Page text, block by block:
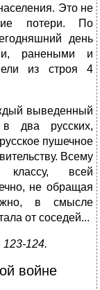
Это не
потери. По
день
ранеными и
из строя 4
выведенный
в два русских,
пушечное
Всему
всей
не обращая
в смысле
от соседей...
124.
войне